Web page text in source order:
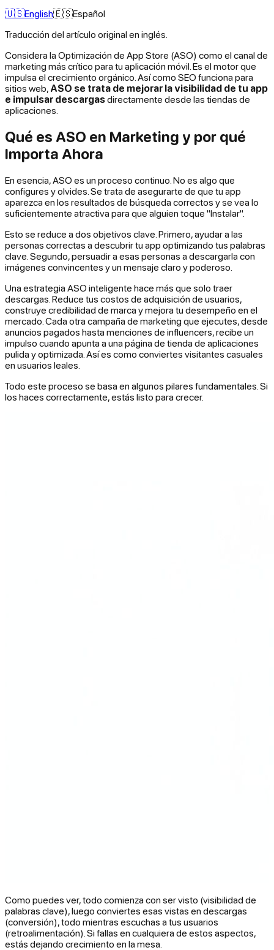
🇺🇸English🇪🇸Español
Traducción del artículo original en inglés.
Considera la Optimización de App Store (ASO) como el canal de
marketing más crítico para tu aplicación móvil. Es el motor que
impulsa el crecimiento orgánico. Así como SEO funciona para
sitios web, ASO se trata de mejorar la visibilidad de tu app
e impulsar descargasdirectamente desde las tiendas de
aplicaciones.
Qué es ASO en Marketing y por qué
Importa Ahora
En esencia, ASO es un proceso continuo. No es algo que
configures y olvides. Se trata de asegurarte de que tu app
aparezca en los resultados de búsqueda correctos y se vea lo
suficientemente atractiva para que alguien toque "Instalar".
Esto se reduce a dos objetivos clave. Primero, ayudar a las
personas correctas a descubrirtu app optimizando tus palabras
clave. Segundo,persuadira esas personas a descargarla con
imágenes convincentes y un mensaje claro y poderoso.
Una estrategia ASO inteligente hace más que solo traer
descargas. Reduce tus costos de adquisición de usuarios,
construye credibilidad de marca y mejora tu desempeño en el
mercado. Cada otra campaña de marketing que ejecutes, desde
anuncios pagados hasta menciones de influencers, recibe un
impulso cuando apunta a una página de tienda de aplicaciones
pulida y optimizada. Así es como conviertes visitantes casuales
en usuarios leales.
Todo este proceso se basa en algunos pilares fundamentales. Si
los haces correctamente, estás listo para crecer.
Como puedes ver, todo comienza con ser visto (visibilidad de
palabras clave), luego conviertes esas vistas en descargas
(conversión), todo mientras escuchas a tus usuarios
(retroalimentación). Si fallas en cualquiera de estos aspectos,
estás dejando crecimiento en la mesa.